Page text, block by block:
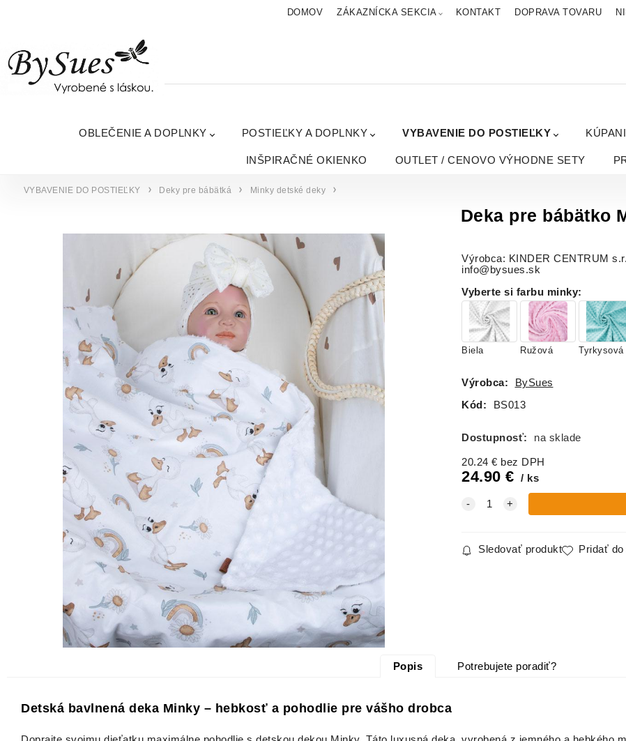
DOMOV ZÁKAZNÍCKA SEKCIA KONTAKT DOPRAVA TOVARU
OBLEČENIE A DOPLNKY POSTIEĽKY A DOPLNKY VYBAVENIE DO POSTIEĽKY
INŠPIRAČNÉ OKIENKO OUTLET / CENOVO VÝHODNE SETY
VYBAVENIE DO POSTIEĽKY Deky pre bábätká Minky detské deky
Deka pre bábätko
Výrobca: KINDER CENTRUM
info@bysues.sk
Vyberte si farbu minky:
Biela Ružová Tyrkysová
Výrobca: BySues
Kód:
BS013
Dostupnosť: na sklade
20.24 € bez DPH
24.90 € ks
Sledovať produkt Pridať
Popis Potrebujete poradiť?
Detská bavlnená deka Minky – hebkosť a pohodlie pre vášho drobca